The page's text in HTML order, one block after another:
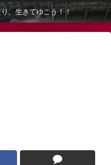
、生きてゆこう！！